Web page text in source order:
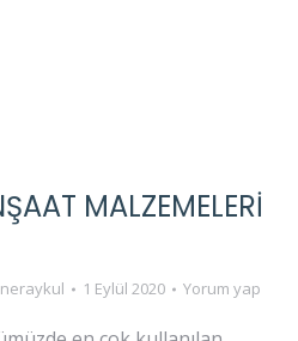
MALZEMELERI
1 Eylül 2020 Yorum yap